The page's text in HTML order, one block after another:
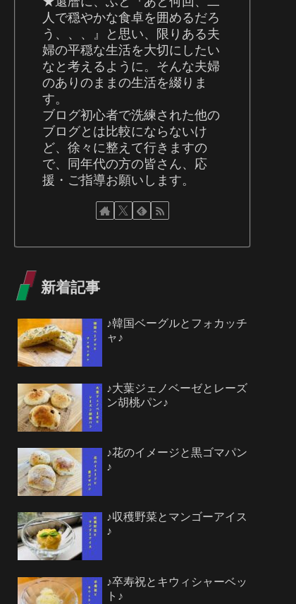
人で穏やかな食卓を囲めるだろ
う、、、』と思い、限りある夫
婦の平穏な生活を大切にしたい
なと考えるように。そんな夫婦
のありのままの生活を綴りま
す。
ブログ初心者で洗練された他の
ブログとは比較にならないけ
ど、徐々に整えて行きますの
で、同年代の方の皆さん、応
援・ご指導お願いします。
新着記事
♪韓国ベーグルとフォカッチ
ャ♪
♪大葉ジェノベーゼとレーズ
ン胡桃パン♪
♪花のイメージと黒ゴマパン
♪
♪収穫野菜とマンゴーアイス
♪
♪卒寿祝とキウィシャーベッ
ト♪